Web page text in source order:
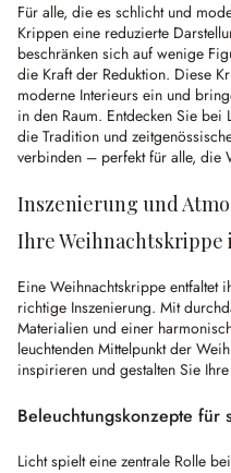
Für alle, die es schlicht und
Krippen eine reduzierte
beschränken sich auf wenige
die Kraft der Reduktion. Diese
moderne Interieurs ein und
in den Raum. Entdecken Sie
die Tradition und
verbinden – perfekt für alle, die
Inszenierung und
Ihre Weihnachtskrippe
Eine Weihnachtskrippe
richtige Inszenierung. Mit
Materialien und einer
leuchtenden Mittelpunkt der
inspirieren und gestalten Sie
Beleuchtungskonzepte für
Licht spielt eine zentrale Rolle